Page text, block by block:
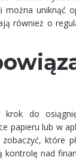
uniknąć
również o
do
papieru lub w
które
kontrolę nad